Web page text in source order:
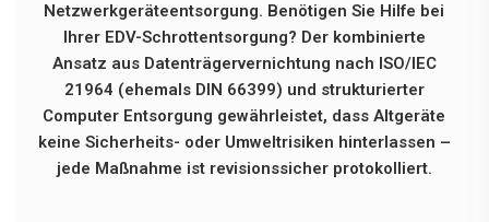
Netzwerkgeräteentsorgung. Benötigen Sie Hilfe bei
Ihrer EDV-Schrottentsorgung? Der kombinierte
Ansatz aus Datenträgervernichtung nach ISO/IEC
21964 (ehemals DIN 66399) und strukturierter
Computer Entsorgung gewährleistet, dass Altgeräte
keine Sicherheits- oder Umweltrisiken hinterlassen –
jede Maßnahme ist revisionssicher protokolliert.